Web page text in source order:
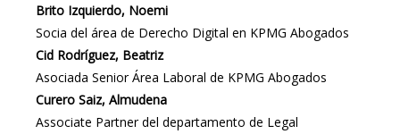
Brito Izquierdo, Noemi
Socia del área de Derecho Digital en KPMG Abogados
Cid Rodríguez, Beatriz
Asociada Senior Área Laboral de KPMG Abogados
Curero Saiz, Almudena
Associate Partner del departamento de Legal